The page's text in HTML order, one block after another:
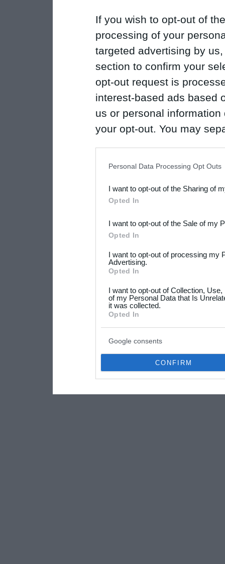
If you wish to opt-out of
processing of your
targeted advertising by
section to confirm your
opt-out request is
interest-based ads based
us or personal
your opt-out. You may
Downstream Participants
third parties.
Please note that this
not limited to your visit or
your data for below
consent section.
Personal Data Processing Opt Outs
I want to opt-out of the Sharing of
Opted In
I want to opt-out of the Sale of my
Opted In
I want to opt-out of processing my
Advertising.
Opted In
I want to opt-out of Collection,
of my Personal Data that Is
it was collected.
Opted In
Google consents
CONFIRM